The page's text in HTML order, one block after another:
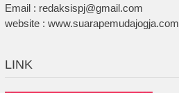
Email : redaksispj@gmail.com
website : www.suarapemudajogja.com
LINK